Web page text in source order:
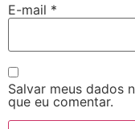
E-mail *
Salvar meus dados
que eu comentar.